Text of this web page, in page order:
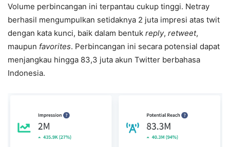
Volume perbincangan ini terpantau cukup tinggi. Netray
berhasil mengumpulkan setidaknya 2 juta impresi atas twit
dengan kata kunci, baik dalam bentuk reply, retweet,
maupun favorites. Perbincangan ini secara potensial dapat
menjangkau hingga 83,3 juta akun Twitter berbahasa
Indonesia.